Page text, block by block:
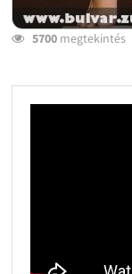
5700megtekintés